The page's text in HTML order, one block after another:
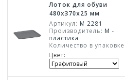
Лоток для обуви
480x370x25 мм
Артикул: М 2281
Производитель: М -
пластика
Количество в упаковке:
Цвет: